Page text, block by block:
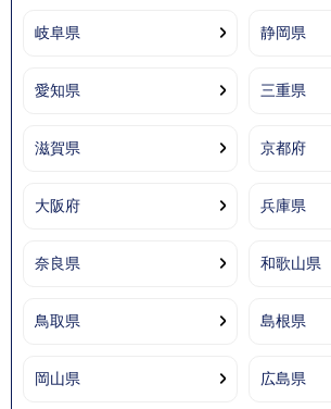
岐阜県 静岡県
愛知県 三重県
滋賀県 京都府
大阪府 兵庫県
奈良県 和歌山県
鳥取県 島根県
岡山県 広島県